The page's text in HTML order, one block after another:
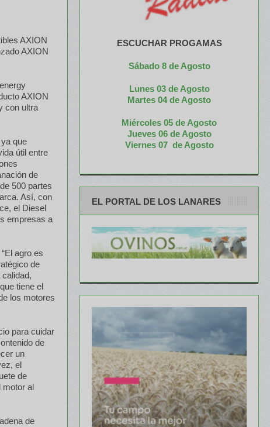
AXION
AXION
AXION
con ultra
que
útil entre
de
500 partes
Así, con
el Diesel
empresas a
agro es
de
tiene el
los motores
para cuidar
de
un
el
de
motor al
de
ESCUCHAR PROGAMAS
Sábado 8 de Agosto
Lunes 03 de Agosto
Martes 04 de Agosto
Miércoles 05 de Agosto
Jueves 06 de Agosto
Viernes 07 de Agosto
EL PORTAL DE LOS LANARES